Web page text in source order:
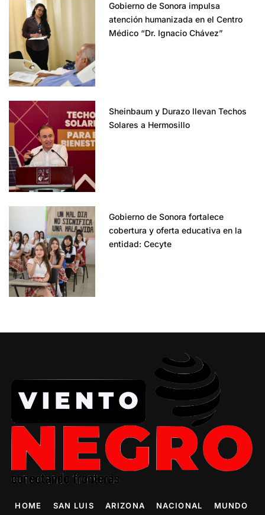
Gobierno de Sonora impulsa
atención humanizada en el Centro
Médico “Dr. Ignacio Chávez”
Sheinbaum y Durazo llevan Techos
Solares a Hermosillo
Gobierno de Sonora fortalece
cobertura y oferta educativa en la
entidad: Cecyte
HOME SAN LUIS ARIZONA NACIONAL MUNDO